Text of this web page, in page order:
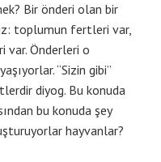
Bir önderi olan bir
toplumun fertleri var,
var. Önderleri o
“Sizin gibi”
diyog. Bu konuda
bu konuda şey
hayvanlar?